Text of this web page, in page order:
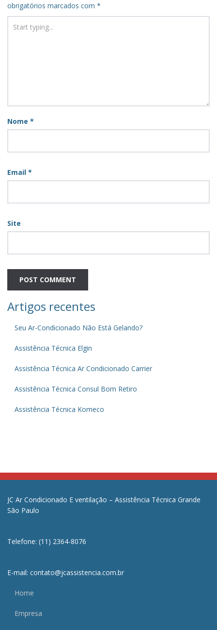
obrigatórios marcados com *
Nome *
Email *
Site
Artigos recentes
Seu Ar-Condicionado Não Está Gelando?
Assistência Técnica Elgin
Assistência Técnica Ar Condicionado Carrier
Assistência Técnica Consul Bom Retiro
Assistência Técnica Komeco
JC Ar Condicionado E ventilação – Assistência Técnica Grande
São Paulo
Telefone: (11) 2364-8076
E-mail: contato@jcassistencia.com.br
Home
Empresa